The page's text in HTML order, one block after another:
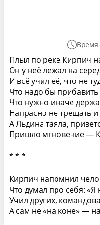
Время
Плыл по реке Кирпич
Он у неё лежал на
И всё учил её, что не
Что надо бы прибавить
Что нужно иначе
Напрасно не трещать и
А Льдина таяла,
Пришло мгновение —
* * *
Кирпич напомнил
Что думал про себя: «Я
Учил других,
А сам не «на коне» —